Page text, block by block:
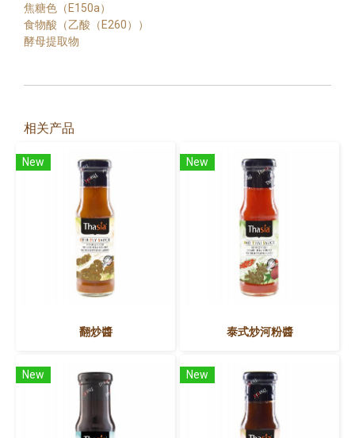
焦糖色（E150a）
食物酸（乙酸（E260））
酵母提取物
相关产品
New
翻炒醬
New
泰式炒河粉醬
New New